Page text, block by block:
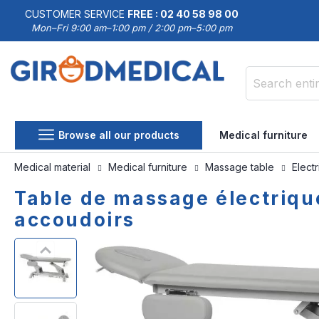
CUSTOMER SERVICE FREE : 02 40 58 98 00
Mon–Fri 9:00 am–1:00 pm / 2:00 pm–5:00 pm
Browse all our products Medical furniture
Medical material Medical furniture Massage table
Table de massage
accoudoirs
Skip
to
of
Skip
to
of